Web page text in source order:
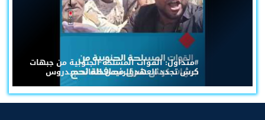
#متداول: القوات المسلحة الجنوبية من جبهات
كرش تجدد العهد للرئيس القائد عيدروس